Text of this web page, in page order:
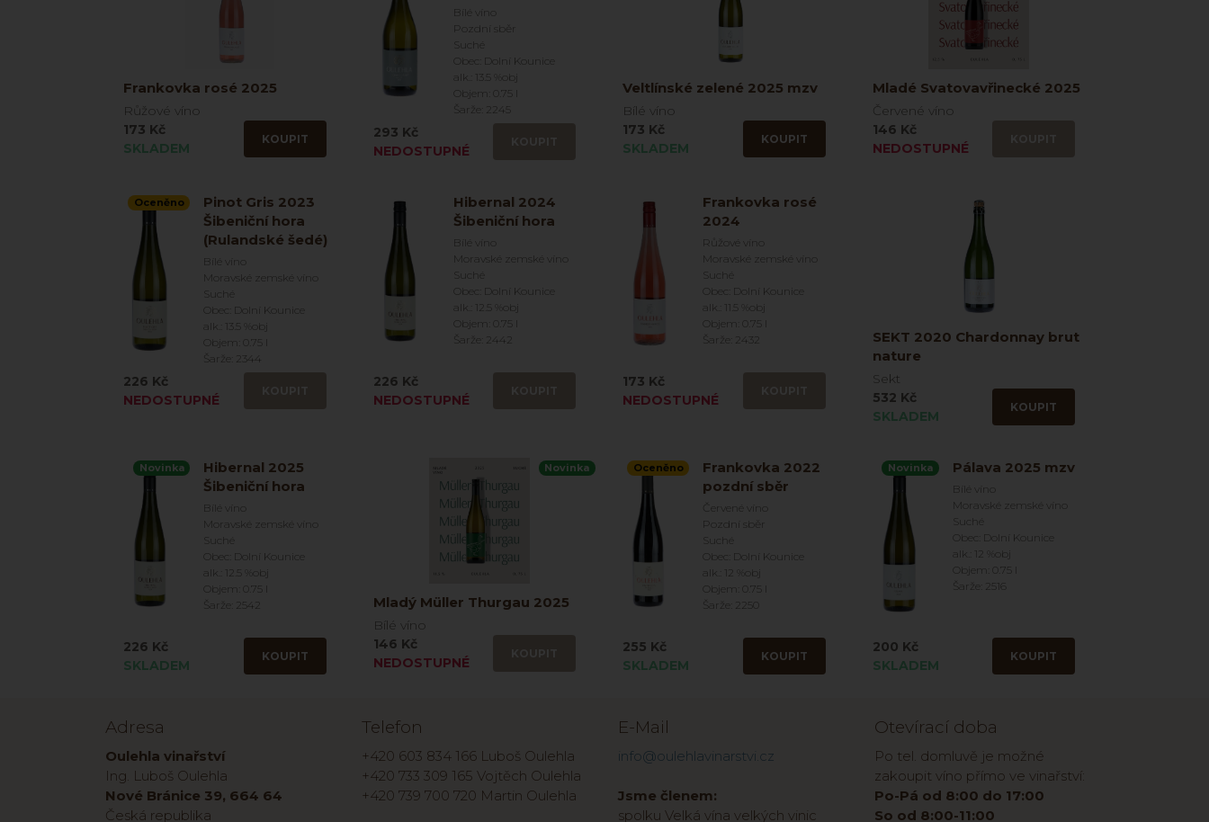
Frankovka rosé 2025
Růžové víno
173 Kč
SKLADEM
KOUPIT
Bílé víno
Pozdní sběr
Suché
Obec: Dolní Kounice
alk.: 13.5 %obj
Objem: 0.75 l
Šarže: 2245
293 Kč
NEDOSTUPNÉ
Veltlínské zelené 2025 mzv
Bílé víno
173 Kč
SKLADEM
KOUPIT
Mladé Svatovavřinecké 2025
Červené víno
146 Kč
NEDOSTUPNÉ
Oceněno
Pinot Gris 2023
Šibeniční hora
(Rulandské šedé)
Bílé víno
Moravské zemské víno
Suché
Obec: Dolní Kounice
alk.: 13.5 %obj
Objem: 0.75 l
Šarže: 2344
226 Kč
NEDOSTUPNÉ
Hibernal 2024
Šibeniční hora
Bílé víno
Moravské zemské víno
Suché
Obec: Dolní Kounice
alk.: 12.5 %obj
Objem: 0.75 l
Šarže: 2442
226 Kč
NEDOSTUPNÉ
Frankovka rosé
2024
Růžové víno
Moravské zemské víno
Suché
Obec: Dolní Kounice
alk.: 11.5 %obj
Objem: 0.75 l
Šarže: 2432
173 Kč
NEDOSTUPNÉ
SEKT 2020 Chardonnay brut
nature
Sekt
532 Kč
SKLADEM
KOUPIT
Novinka
Hibernal 2025
Šibeniční hora
Bílé víno
Moravské zemské víno
Suché
Obec: Dolní Kounice
alk.: 12.5 %obj
Objem: 0.75 l
Šarže: 2542
226 Kč
SKLADEM
KOUPIT
Novinka
Mladý Müller Thurgau 2025
Bílé víno
146 Kč
NEDOSTUPNÉ
Oceněno
Frankovka 2022
pozdní sběr
Červené víno
Pozdní sběr
Suché
Obec: Dolní Kounice
alk.: 12 %obj
Objem: 0.75 l
Šarže: 2250
255 Kč
SKLADEM
KOUPIT
Novinka Pálava 2025 mzv
Bílé víno
Moravské zemské víno
Suché
Obec: Dolní Kounice
alk.: 12 %obj
Objem: 0.75 l
Šarže: 2516
200 Kč
SKLADEM
KOUPIT
Adresa
Oulehla vinařství
Ing. Luboš Oulehla
Nové Bránice 39, 664 64
Česká republika
Telefon
+420 603 834 166 Luboš Oulehla
+420 733 309 165 Vojtěch Oulehla
+420 739 700 720 Martin Oulehla
E-Mail
info@oulehlavinarstvi.cz
Jsme členem:
spolku Velká vína velkých vinic
Otevírací doba
Po tel. domluvě je možné
zakoupit víno přímo ve vinařství:
Po-Pá od 8:00 do 17:00
So od 8:00-11:00